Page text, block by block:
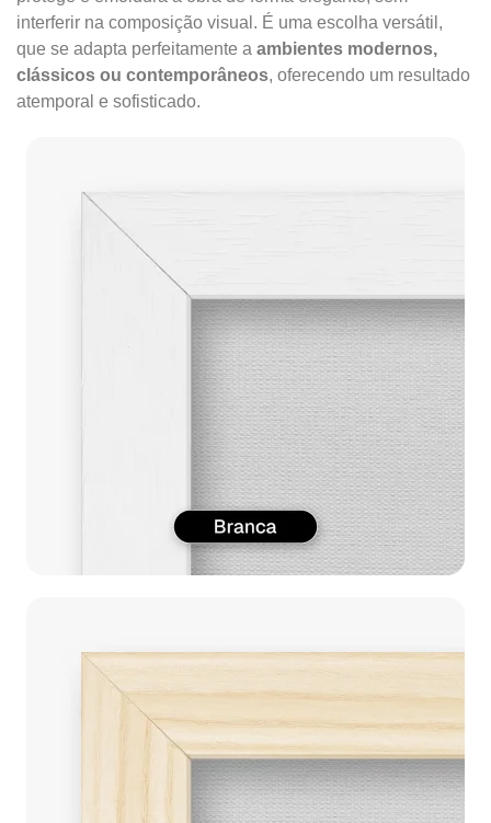
interferir na composição visual. É uma escolha versátil,
que se adapta perfeitamente a ambientes modernos,
clássicos ou contemporâneos, oferecendo um resultado
atemporal e sofisticado.